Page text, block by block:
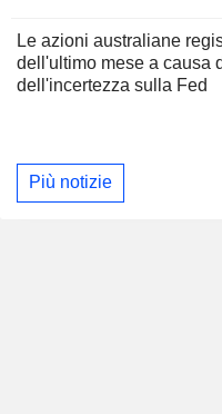
Le azioni australiane
dell'ultimo mese a causa
dell'incertezza sulla Fed
Più notizie